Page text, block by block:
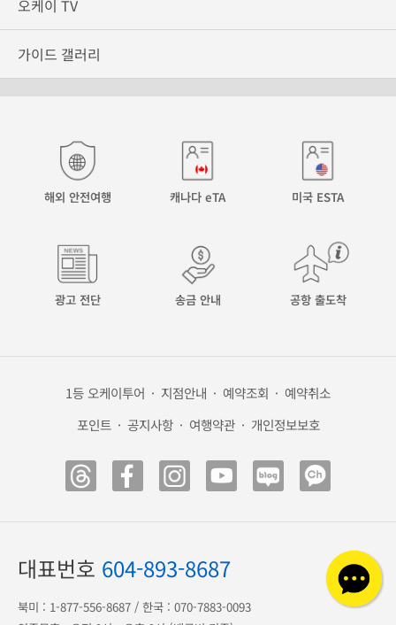
오케이 TV
가이드 갤러리
공항 출도착